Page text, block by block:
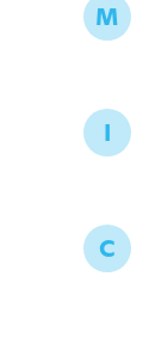
M
I
C